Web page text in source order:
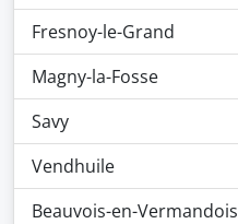
Fresnoy-le-Grand
Magny-la-Fosse
Savy
Vendhuile
Beauvois-en-Vermandois